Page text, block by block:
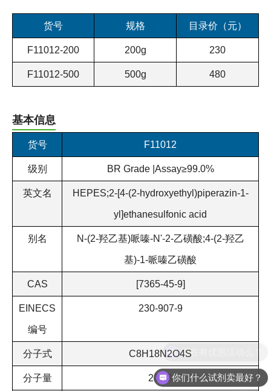
货号 规格 目录价（元）
F11012-200 200g 230
F11012-500 500g 480
基本信息
货号 F11012
级别 BR Grade |Assay≥99.0%
英文名 HEPES;2-[4-(2-hydroxyethyl)piperazin-1-
yl]ethanesulfonic acid
别名 N-(2-羟乙基)哌嗪-N'-2-乙磺酸;4-(2-羟乙
基)-1-哌嗪乙磺酸
CAS [7365-45-9]
EINECS
编号
230-907-9
分子式 C8H18N2O4S
分子量 238.3你们什么试剂卖最好？
现在有优惠活动么？